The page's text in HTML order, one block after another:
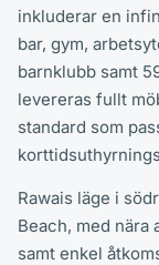
inkluderar en
bar, gym,
barnklubb samt
levereras fullt
standard som
Rawais läge i
Beach, med nära
samt enkel